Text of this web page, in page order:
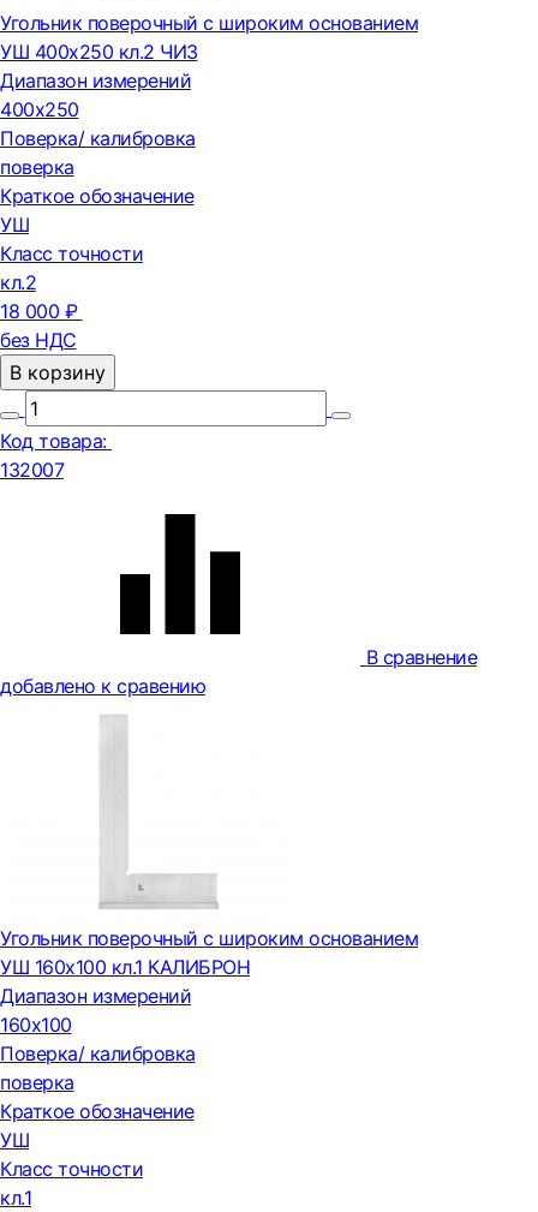
Угольник поверочный с широким основанием
УШ 400х250 кл.2 ЧИЗ
Диапазон измерений
400х250
Поверка/ калибровка
поверка
Краткое обозначение
УШ
Класс точности
кл.2
18 000 ₽
без НДС
В корзину
Код товара:
132007
В сравнение
добавлено к сравению
Угольник поверочный с широким основанием
УШ 160х100 кл.1 КАЛИБРОН
Диапазон измерений
160х100
Поверка/ калибровка
поверка
Краткое обозначение
УШ
Класс точности
кл.1